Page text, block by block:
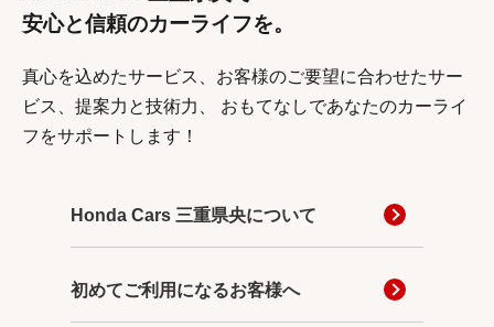
安心と信頼のカーライフを。
真心を込めたサービス、お客様のご要望に合わせたサー
ビス、提案力と技術力、
おもてなしであなたのカーライ
フをサポートします！
Honda Cars 三重県央について
初めてご利用になるお客様へ